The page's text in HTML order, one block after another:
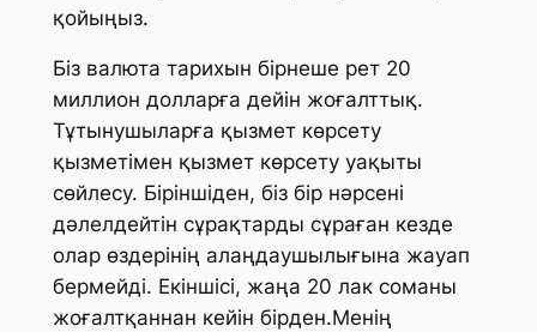
қойыңыз.
Біз валюта тарихын бірнеше рет 20
миллион долларға дейін жоғалттық.
Тұтынушыларға қызмет көрсету
қызметімен қызмет көрсету уақыты
сөйлесу. Біріншіден, біз бір нәрсені
дәлелдейтін сұрақтарды сұраған кезде
олар өздерінің алаңдаушылығына жауап
бермейді. Екіншісі, жаңа 20 лак соманы
жоғалтқаннан кейін бірден.Менің